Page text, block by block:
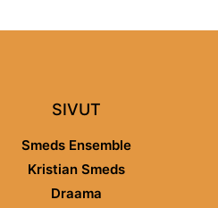
SIVUT
Smeds Ensemble
Kristian Smeds
Draama